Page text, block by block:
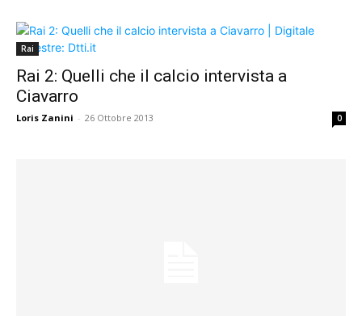
Rai
Rai 2: Quelli che il calcio intervista a
Ciavarro
Loris Zanini - 26 Ottobre 2013 0